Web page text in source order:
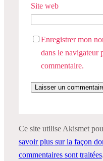
Site web
Enregistrer mon
dans le navigateur
commentaire.
Ce site utilise Akismet
savoir plus sur la façon
commentaires sont traitées.